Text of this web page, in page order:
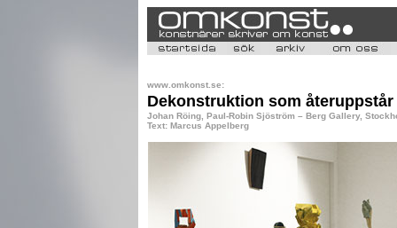
www.omkonst.se:
Dekonstruktion som återuppstår
Johan Röing, Paul-Robin Sjöström – Berg Gallery,
Text: Marcus Appelberg